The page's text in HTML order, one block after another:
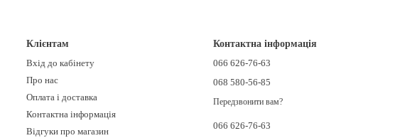
Клієнтам
Вхід до кабінету
Про нас
Оплата і доставка
Контактна інформація
Відгуки про магазин
Контактна інформація
066 626-76-63
068 580-56-85
Передзвонити вам?
066 626-76-63